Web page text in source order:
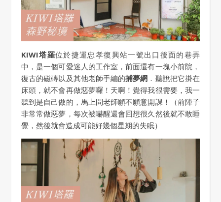
KIWI塔羅位於捷運忠孝復興站一號出口後面的巷弄
中，是一個可愛迷人的工作室，前面還有一塊小前院，
復古的磁磚以及其他老師手編的捕夢網 ．聽說把它掛在
床頭，就不會再做惡夢囉！天啊！覺得我很需要，我一
聽到是自己做的，馬上問老師願不願意開課！（前陣子
非常常做惡夢，每次被嚇醒還會回想很久然後就不敢睡
覺，然後就會造成可能好幾個星期的失眠）